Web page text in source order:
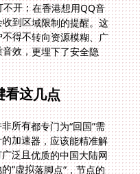
看这几点
所有都专门为“回国”需
加速器，应该能精准解
泛且优质的中国大陆网
“虚拟落脚点”，节点的
速度和稳定性。好的服
你推荐并切换到当前最
直播时突然卡成PPT，